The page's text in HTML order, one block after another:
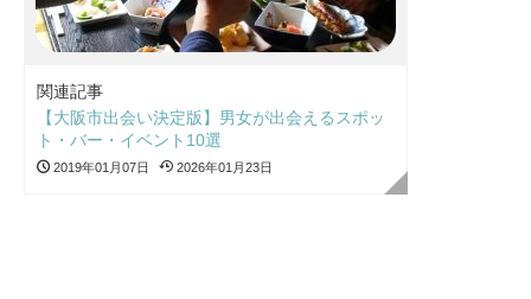
関連記事
【大阪市出会い決定版】男女が出会えるスポッ
ト・バー・イベント10選
2019年01月07日 2026年01月23日